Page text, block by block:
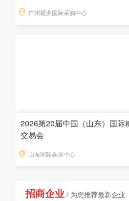
广州琶洲国际采购中心
2026第20届中国（山东）国际
交易会
山东国际会展中心
招商企业 / 为您推荐最新企业